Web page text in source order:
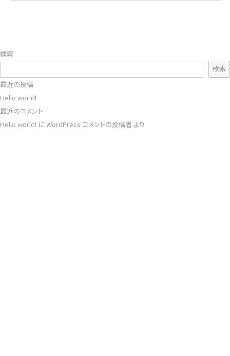
検索
検索
最近の投稿
Hello world!
最近のコメント
Hello world! に WordPress コメントの投稿者 より